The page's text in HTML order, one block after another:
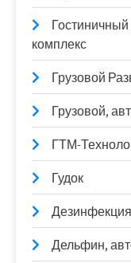
комплекс
Грузовой
Грузовой,
ГТМ-
Гудок
Дельфин,